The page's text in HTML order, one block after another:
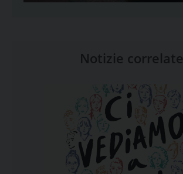
Notizie correlate